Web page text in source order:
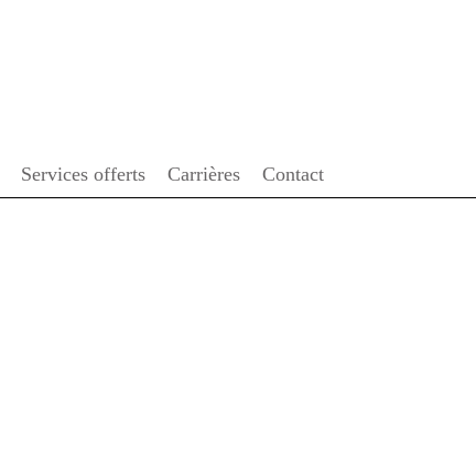
Services offerts Carrières Contact